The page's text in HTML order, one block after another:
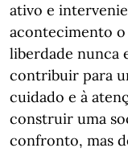
ativo e
acontecimento
liberdade nunca
contribuir para
cuidado e à
construir uma
confronto, mas